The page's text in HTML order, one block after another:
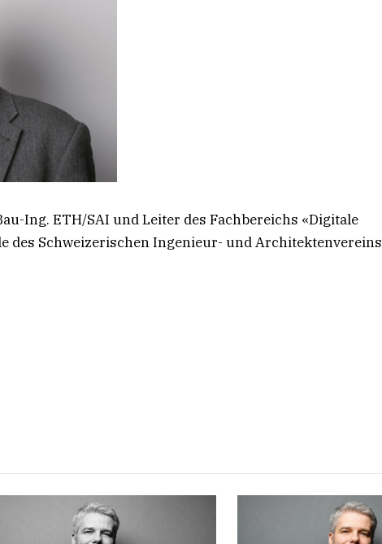
Ing. ETH/SAI und Leiter des Fachbereichs «Digitale
des Schweizerischen Ingenieur- und Architektenvereins